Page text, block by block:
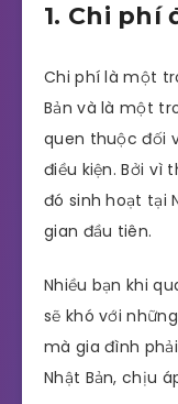
1. Chi phí
Chi phí là một
Bản và là một
quen thuộc đối
điều kiện. Bởi vì
đó sinh hoạt tại
gian đầu tiên.
Nhiều bạn khi
sẽ khó với
mà gia đình
Nhật Bản, chịu